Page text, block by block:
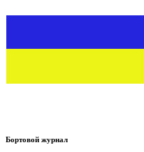
Бортовой журнал